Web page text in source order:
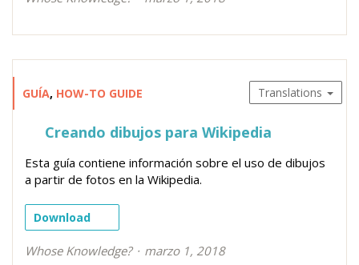
GUÍA, HOW-TO GUIDE Translations
Creando dibujos para Wikipedia
Esta guía contiene información sobre el uso de dibujos
a partir de fotos en la Wikipedia.
Download
Whose Knowledge? marzo 1, 2018